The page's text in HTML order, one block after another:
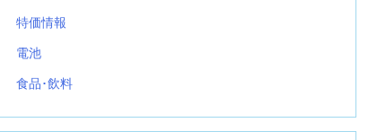
特価情報
電池
食品･飲料